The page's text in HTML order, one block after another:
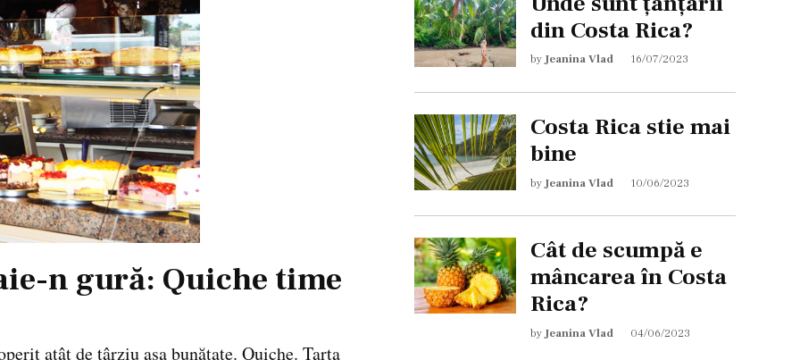
n gură: Quiche time
atât de târziu așa bunătate. Quiche. Tarta
din Costa Rica?
byJeanina Vlad 16/07/2023
Costa Rica stie mai
bine
by Jeanina Vlad 10/06/2023
Cât de scumpă e
mâncarea în Costa
Rica?
by Jeanina Vlad 04/06/2023